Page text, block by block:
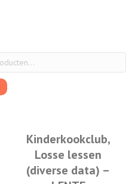
Kinderkookclub,
Losse lessen
(diverse data) –